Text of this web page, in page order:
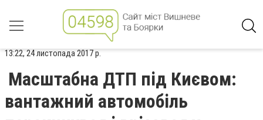
13:22, 24 листопада 2017 р.
Масштабна ДТП під Києвом:
вантажний автомобіль